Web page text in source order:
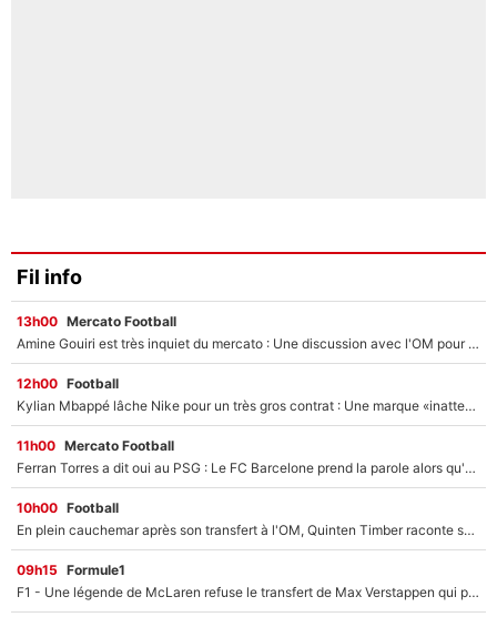
Fil info
13h00 Mercato Football
Amine Gouiri est très inquiet du mercato : Une discussion avec l'OM pour acter son transfert !
12h00 Football
Kylian Mbappé lâche Nike pour un très gros contrat : Une marque «inattendue» va frapper très fort
11h00 Mercato Football
Ferran Torres a dit oui au PSG : Le FC Barcelone prend la parole alors qu'un transfert de l'attaquant espagnol prend forme
10h00 Football
En plein cauchemar après son transfert à l'OM, Quinten Timber raconte ses doutes après sa signature à Marseille
09h15 Formule1
F1 - Une légende de McLaren refuse le transfert de Max Verstappen qui pourrait «faire des vagues» et plomber l'ambiance dans l'équipe